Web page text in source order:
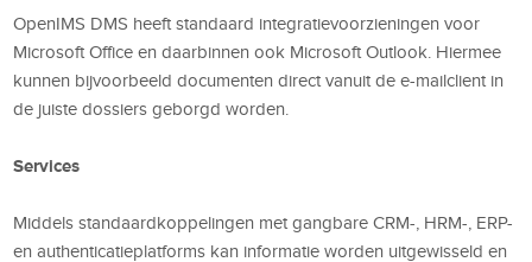
OpenIMS DMS heeft standaard integratievoorzieningen voor
Microsoft Office en daarbinnen ook Microsoft Outlook. Hiermee
kunnen bijvoorbeeld documenten direct vanuit de e-mailclient in
de juiste dossiers geborgd worden.
Services
Middels standaardkoppelingen met gangbare CRM-, HRM-, ERP-
en authenticatieplatforms kan informatie worden uitgewisseld en